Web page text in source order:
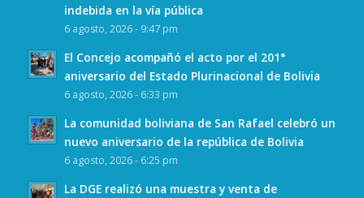
indebida en la vía pública
6 agosto, 2026 - 9:47 pm
El Concejo acompañó el acto por el 201°
aniversario del Estado Plurinacional de Bolivia
6 agosto, 2026 - 6:33 pm
La comunidad boliviana de San Rafael celebró un
nuevo aniversario de la república de Bolivia
6 agosto, 2026 - 6:25 pm
La DGE realizó una muestra y venta de